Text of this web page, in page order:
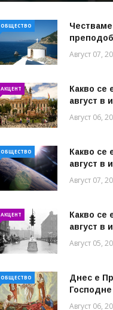
ОБЩЕСТВО
Август 07,
АКЦЕНТ
Какво се
август в
Август 06,
ОБЩЕСТВО
Какво се
август в
Август 07,
АКЦЕНТ
Какво се
август в
Август 05,
ОБЩЕСТВО
Днес е
Господне
Август 06,